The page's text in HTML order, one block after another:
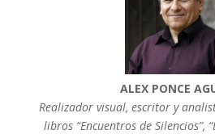
ALEX PONCE
Realizador visual, escritor y
libros “Encuentros de Silencios”,